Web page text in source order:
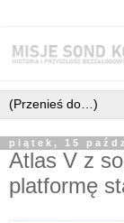
piątek, 15
Atlas V z
platformę